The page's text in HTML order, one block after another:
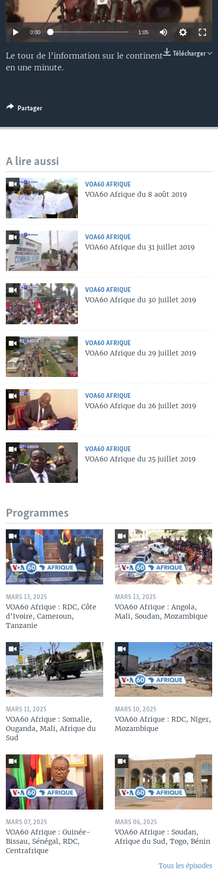
0:00 1:05
Télécharger
Le tour de l’information sur le continent
en une minute.
Partager
A lire aussi
VOA60 AFRIQUE
VOA60 Afrique du 8 août 2019
VOA60 AFRIQUE
VOA60 Afrique du 31 juillet 2019
VOA60 AFRIQUE
VOA60 Afrique du 30 juillet 2019
VOA60 AFRIQUE
VOA60 Afrique du 29 juillet 2019
VOA60 AFRIQUE
VOA60 Afrique du 26 juillet 2019
VOA60 AFRIQUE
VOA60 Afrique du 25 juillet 2019
Programmes
MARS 13, 2025
VOA60 Afrique : RDC, Côte
d'Ivoire, Cameroun,
Tanzanie
MARS 13, 2025
VOA60 Afrique : Angola,
Mali, Soudan, Mozambique
MARS 11, 2025
VOA60 Afrique : Somalie,
Ouganda, Mali, Afrique du
Sud
MARS 10, 2025
VOA60 Afrique : RDC, Niger,
Mozambique
MARS 07, 2025
VOA60 Afrique : Guinée-
Bissau, Sénégal, RDC,
Centrafrique
MARS 06, 2025
VOA60 Afrique : Soudan,
Afrique du Sud, Togo, Bénin
Tous les épisodes